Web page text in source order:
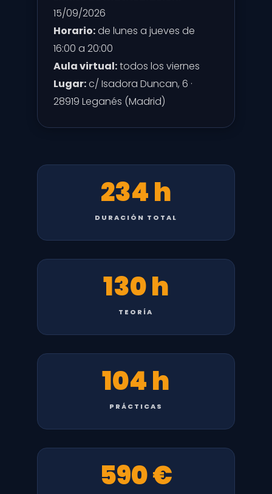
15/09/2026
Horario:de lunes a jueves de
16:00 a 20:00
Aula virtual:todos los viernes
Lugar:c/ Isadora Duncan, 6 ·
28919 Leganés (Madrid)
234 h
DURACIÓN TOTAL
130 h
TEORÍA
104 h
PRÁCTICAS
590 €